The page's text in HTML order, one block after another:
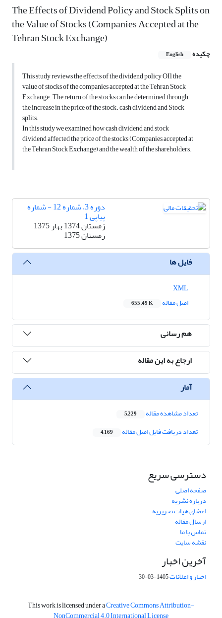
The Effects of Dividend Policy and Stock Splits on
the Value of Stocks (Companies Accepted at the
Tehran Stock Exchange)
چکیده English
This study reviews the effects of the dividend policy OIl the
value of stocks of the companies accepted at the Tehran Stock
Exchange. The return of the stocks can he determined through
the increase in the price of the stock. cash dividend and Stock
splits.
In this study we examined how cash dividend and stock
dividend affected the price of the stocks (Companies accepted at
the Tehran Stock Exchange) and the wealth of the shareholders.
دوره 3، شماره 12 - شماره
پیاپی 1
زمستان 1374 بهار 1375
زمستان 1375
فایل ها
اصل مقاله
655.49 K
هم رسانی
ارجاع به این مقاله
آمار
تعداد مشاهده مقاله 5,229
تعداد دریافت فایل اصل مقاله 4,169
دسترسی سریع
صفحه اصلی
درباره نشریه
اعضای هیات تحریریه
ارسال مقاله
تماس با ما
نقشه سایت
آخرین اخبار
اخبار و اعلانات1405-03-30
This work is licensed under aCreative Commons Attribution-